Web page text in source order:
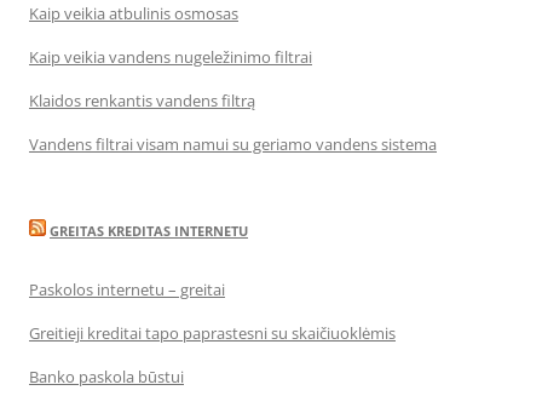
Kaip veikia atbulinis osmosas
Kaip veikia vandens nugeležinimo filtrai
Klaidos renkantis vandens filtrą
Vandens filtrai visam namui su geriamo vandens sistema
GREITAS KREDITAS INTERNETU
Paskolos internetu – greitai
Greitieji kreditai tapo paprastesni su skaičiuoklėmis
Banko paskola būstui